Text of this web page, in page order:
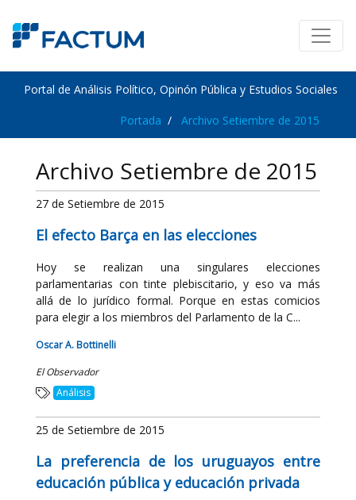
Portal de Análisis Político, Opinón Pública y Estudios Sociales
Portada Archivo Setiembre de 2015
Archivo Setiembre de 2015
27 de Setiembre de 2015
El efecto Barça en las elecciones
Hoy se realizan una singulares elecciones
parlamentarias con tinte plebiscitario, y eso va más
allá de lo jurídico formal. Porque en estas comicios
para elegir a los miembros del Parlamento de la C...
Oscar A. Bottinelli
El Observador
Análisis
25 de Setiembre de 2015
La preferencia de los uruguayos entre
educación pública y educación privada